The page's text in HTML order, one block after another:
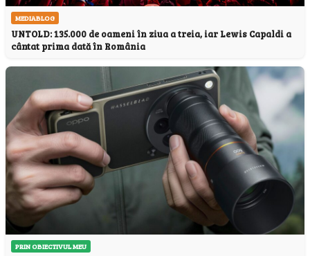
MEDIABLOG
UNTOLD: 135.000 de oameni în ziua a treia, iar Lewis Capaldi a
cântat prima dată în România
PRIN OBIECTIVUL MEU